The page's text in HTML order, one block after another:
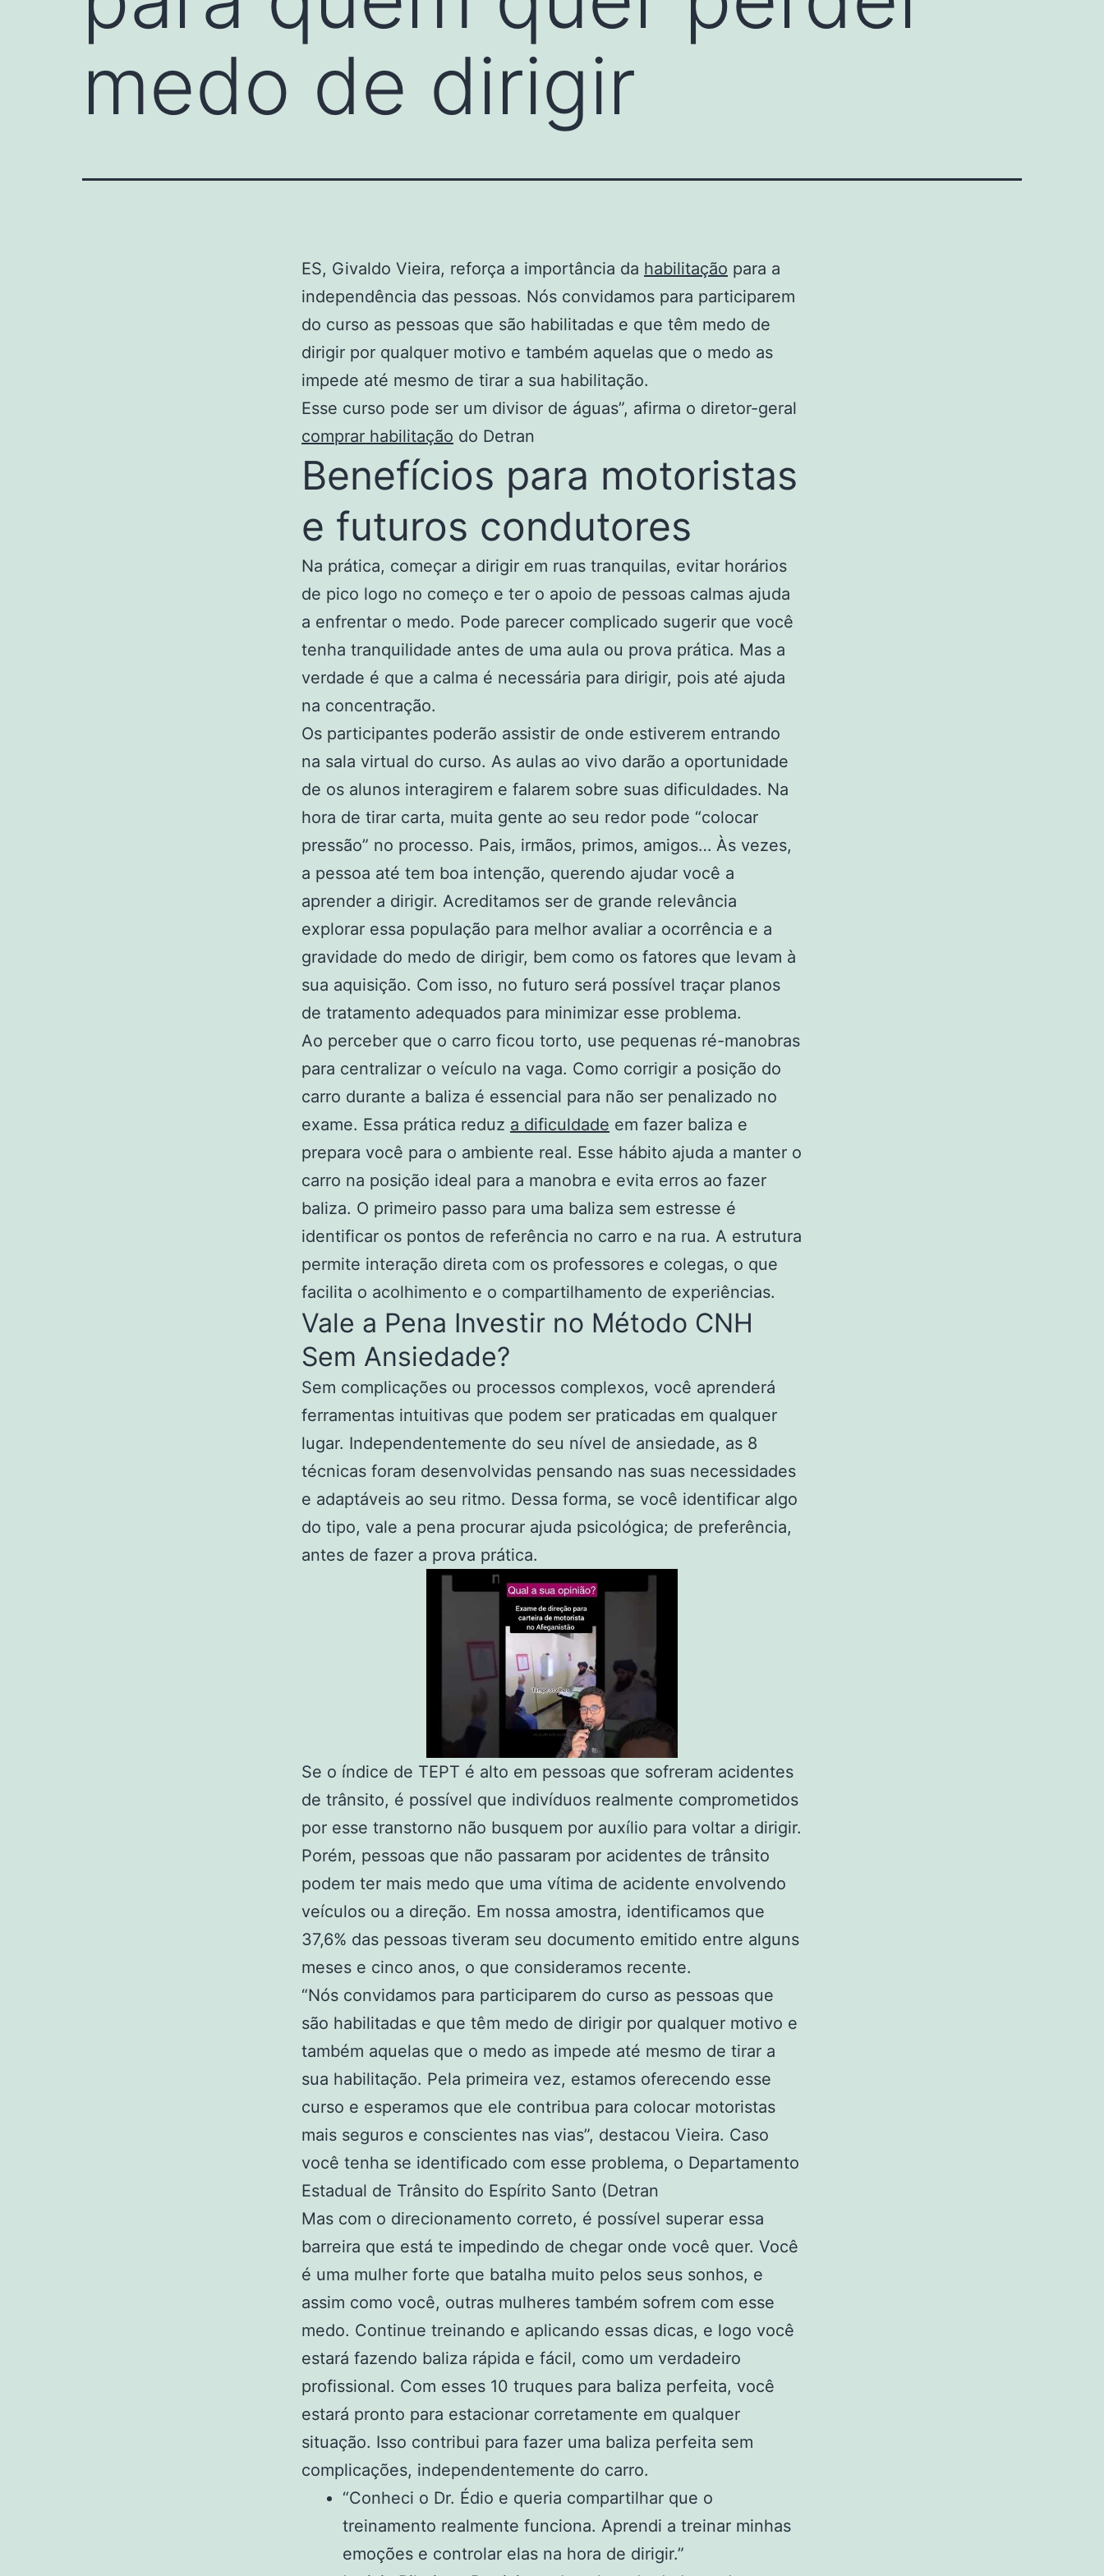
medo de dirigir
ES, Givaldo Vieira, reforça a importância da habilitação para a
independência das pessoas. Nós convidamos para participarem
do curso as pessoas que são habilitadas e que têm medo de
dirigir por qualquer motivo e também aquelas que o medo as
impede até mesmo de tirar a sua habilitação.
Esse curso pode ser um divisor de águas”, afirma o diretor-geral
comprar habilitação do Detran
Benefícios para motoristas
e futuros condutores
Na prática, começar a dirigir em ruas tranquilas, evitar horários
de pico logo no começo e ter o apoio de pessoas calmas ajuda
a enfrentar o medo. Pode parecer complicado sugerir que você
tenha tranquilidade antes de uma aula ou prova prática. Mas a
verdade é que a calma é necessária para dirigir, pois até ajuda
na concentração.
Os participantes poderão assistir de onde estiverem entrando
na sala virtual do curso. As aulas ao vivo darão a oportunidade
de os alunos interagirem e falarem sobre suas dificuldades. Na
hora de tirar carta, muita gente ao seu redor pode “colocar
pressão” no processo. Pais, irmãos, primos, amigos… Às vezes,
a pessoa até tem boa intenção, querendo ajudar você a
aprender a dirigir. Acreditamos ser de grande relevância
explorar essa população para melhor avaliar a ocorrência e a
gravidade do medo de dirigir, bem como os fatores que levam à
sua aquisição. Com isso, no futuro será possível traçar planos
de tratamento adequados para minimizar esse problema.
Ao perceber que o carro ficou torto, use pequenas ré-manobras
para centralizar o veículo na vaga. Como corrigir a posição do
carro durante a baliza é essencial para não ser penalizado no
exame. Essa prática reduz a dificuldade em fazer baliza e
prepara você para o ambiente real. Esse hábito ajuda a manter o
carro na posição ideal para a manobra e evita erros ao fazer
baliza. O primeiro passo para uma baliza sem estresse é
identificar os pontos de referência no carro e na rua. A estrutura
permite interação direta com os professores e colegas, o que
facilita o acolhimento e o compartilhamento de experiências.
Vale a Pena Investir no Método CNH
Sem Ansiedade?
Sem complicações ou processos complexos, você aprenderá
ferramentas intuitivas que podem ser praticadas em qualquer
lugar. Independentemente do seu nível de ansiedade, as 8
técnicas foram desenvolvidas pensando nas suas necessidades
e adaptáveis ao seu ritmo. Dessa forma, se você identificar algo
do tipo, vale a pena procurar ajuda psicológica; de preferência,
antes de fazer a prova prática.
Se o índice de TEPT é alto em pessoas que sofreram acidentes
de trânsito, é possível que indivíduos realmente comprometidos
por esse transtorno não busquem por auxílio para voltar a dirigir.
Porém, pessoas que não passaram por acidentes de trânsito
podem ter mais medo que uma vítima de acidente envolvendo
veículos ou a direção. Em nossa amostra, identificamos que
37,6% das pessoas tiveram seu documento emitido entre alguns
meses e cinco anos, o que consideramos recente.
“Nós convidamos para participarem do curso as pessoas que
são habilitadas e que têm medo de dirigir por qualquer motivo e
também aquelas que o medo as impede até mesmo de tirar a
sua habilitação. Pela primeira vez, estamos oferecendo esse
curso e esperamos que ele contribua para colocar motoristas
mais seguros e conscientes nas vias”, destacou Vieira. Caso
você tenha se identificado com esse problema, o Departamento
Estadual de Trânsito do Espírito Santo (Detran
Mas com o direcionamento correto, é possível superar essa
barreira que está te impedindo de chegar onde você quer. Você
é uma mulher forte que batalha muito pelos seus sonhos, e
assim como você, outras mulheres também sofrem com esse
medo. Continue treinando e aplicando essas dicas, e logo você
estará fazendo baliza rápida e fácil, como um verdadeiro
profissional. Com esses 10 truques para baliza perfeita, você
estará pronto para estacionar corretamente em qualquer
situação. Isso contribui para fazer uma baliza perfeita sem
complicações, independentemente do carro.
“Conheci o Dr. Édio e queria compartilhar que o
treinamento realmente funciona. Aprendi a treinar minhas
emoções e controlar elas na hora de dirigir.”